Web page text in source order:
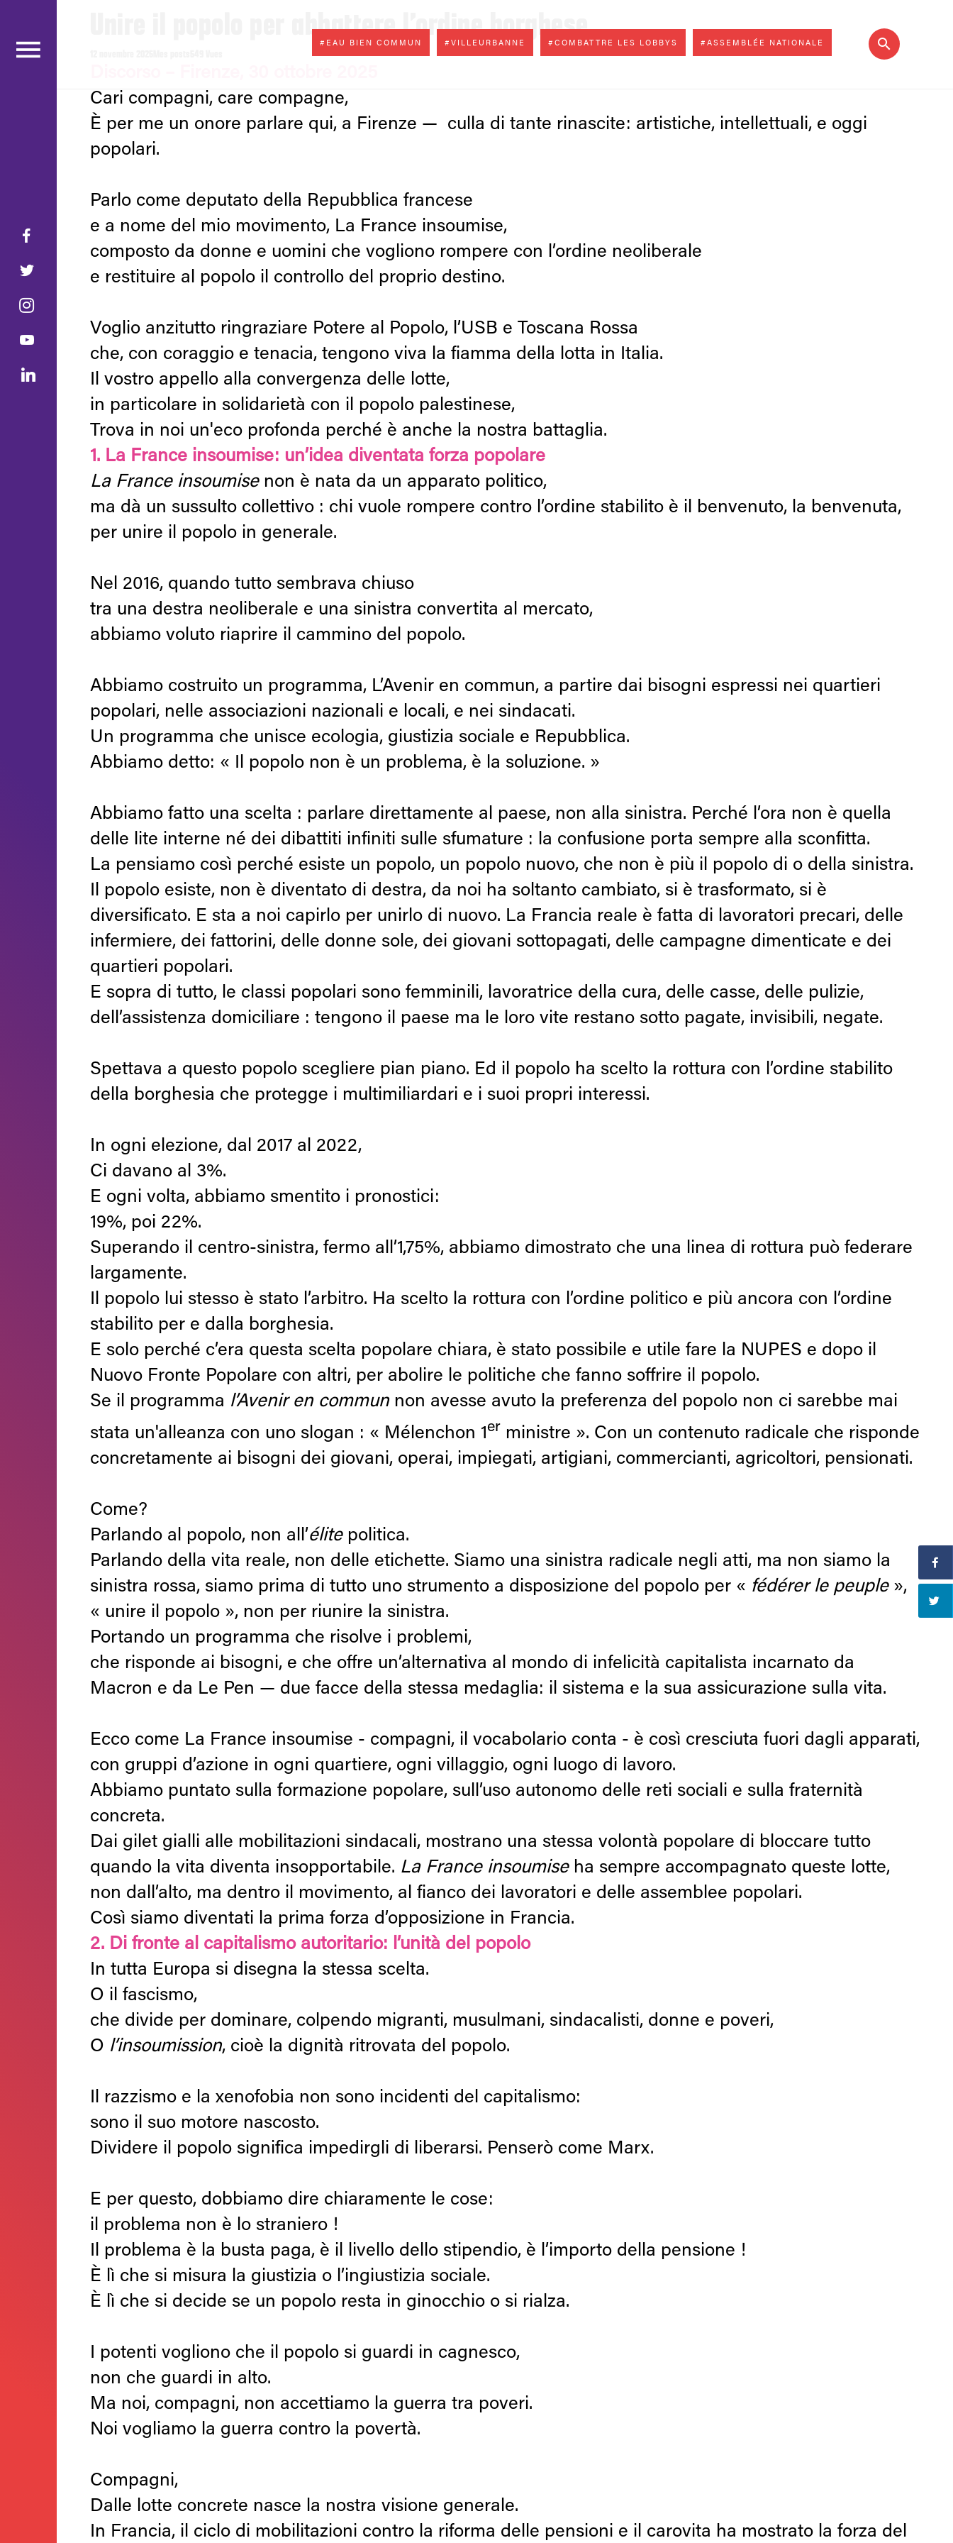
#EAU BIEN COMMUN #VILLEURBANNE #COMBATTRE LES LOBBYS #ASSEMBLÉE NATIONALE
Unire il popolo per abbattere l’ordine borghese
Cari compagni, care compagne,
È per me un onore parlare qui, a Firenze — culla di tante rinascite: artistiche, intellettuali, e oggi
popolari.
Parlo come deputato della Repubblica francese
e a nome del mio movimento, La France insoumise,
composto da donne e uomini che vogliono rompere con l’ordine neoliberale
e restituire al popolo il controllo del proprio destino.
Voglio anzitutto ringraziare Potere al Popolo, l’USB e Toscana Rossa
che, con coraggio e tenacia, tengono viva la fiamma della lotta in Italia.
Il vostro appello alla convergenza delle lotte,
in particolare in solidarietà con il popolo palestinese,
Trova in noi un'eco profonda perché è anche la nostra battaglia.
1. La France insoumise: un’idea diventata forza popolare
La France insoumisenon è nata da un apparato politico,
ma dà un sussulto collettivo : chi vuole rompere contro l’ordine stabilito è il benvenuto, la benvenuta,
per unire il popolo in generale.
Nel 2016, quando tutto sembrava chiuso
tra una destra neoliberale e una sinistra convertita al mercato,
abbiamo voluto riaprire il cammino del popolo.
Abbiamo costruito un programma, L’Avenir en commun, a partire dai bisogni espressi nei quartieri
popolari, nelle associazioni nazionali e locali, e nei sindacati.
Un programma che unisce ecologia, giustizia sociale e Repubblica.
Abbiamo detto: « Il popolo non è un problema, è la soluzione. »
Abbiamo fatto una scelta : parlare direttamente al paese, non alla sinistra. Perché l’ora non è quella
delle lite interne né dei dibattiti infiniti sulle sfumature : la confusione porta sempre alla sconfitta.
La pensiamo così perché esiste un popolo, un popolo nuovo, che non è più il popolo di o della sinistra.
Il popolo esiste, non è diventato di destra, da noi ha soltanto cambiato, si è trasformato, si è
diversificato. E sta a noi capirlo per unirlo di nuovo. La Francia reale è fatta di lavoratori precari, delle
infermiere, dei fattorini, delle donne sole, dei giovani sottopagati, delle campagne dimenticate e dei
quartieri popolari.
E sopra di tutto, le classi popolari sono femminili, lavoratrice della cura, delle casse, delle pulizie,
dell’assistenza domiciliare : tengono il paese ma le loro vite restano sotto pagate, invisibili, negate.
Spettava a questo popolo scegliere pian piano. Ed il popolo ha scelto la rottura con l’ordine stabilito
della borghesia che protegge i multimiliardari e i suoi propri interessi.
In ogni elezione, dal 2017 al 2022,
Ci davano al 3%.
E ogni volta, abbiamo smentito i pronostici:
19%, poi 22%.
Superando il centro-sinistra, fermo all’1,75%, abbiamo dimostrato che una linea di rottura può federare
largamente.
Il popolo lui stesso è stato l’arbitro. Ha scelto la rottura con l’ordine politico e più ancora con l’ordine
stabilito per e dalla borghesia.
E solo perché c’era questa scelta popolare chiara, è stato possibile e utile fare la NUPES e dopo il
Nuovo Fronte Popolare con altri, per abolire le politiche che fanno soffrire il popolo.
Se il programma l’Avenir en communnon avesse avuto la preferenza del popolo non ci sarebbe mai
stata un'alleanza con uno slogan : « Mélenchon 1er ministre ». Con un contenuto radicale che risponde
concretamente ai bisogni dei giovani, operai, impiegati, artigiani, commercianti, agricoltori, pensionati.
Come?
Parlando al popolo, non all’élitepolitica.
Parlando della vita reale, non delle etichette. Siamo una sinistra radicale negli atti, ma non siamo la
sinistra rossa, siamo prima di tutto uno strumento a disposizione del popolo per « fédérer le peuple»,
« unire il popolo », non per riunire la sinistra.
Portando un programma che risolve i problemi,
che risponde ai bisogni, e che offre un’alternativa al mondo di infelicità capitalista incarnato da
Macron e da Le Pen — due facce della stessa medaglia: il sistema e la sua assicurazione sulla vita.
Ecco come La France insoumise - compagni, il vocabolario conta - è così cresciuta fuori dagli apparati,
con gruppi d’azione in ogni quartiere, ogni villaggio, ogni luogo di lavoro.
Abbiamo puntato sulla formazione popolare, sull’uso autonomo delle reti sociali e sulla fraternità
concreta.
Dai gilet gialli alle mobilitazioni sindacali, mostrano una stessa volontà popolare di bloccare tutto
quando la vita diventa insopportabile. La France insoumiseha sempre accompagnato queste lotte,
non dall’alto, ma dentro il movimento, al fianco dei lavoratori e delle assemblee popolari.
Così siamo diventati la prima forza d’opposizione in Francia.
2. Di fronte al capitalismo autoritario: l’unità del popolo
In tutta Europa si disegna la stessa scelta.
O il fascismo,
che divide per dominare, colpendo migranti, musulmani, sindacalisti, donne e poveri,
O l’insoumission, cioè la dignità ritrovata del popolo.
Il razzismo e la xenofobia non sono incidenti del capitalismo:
sono il suo motore nascosto.
Dividere il popolo significa impedirgli di liberarsi. Penserò come Marx.
E per questo, dobbiamo dire chiaramente le cose:
il problema non è lo straniero !
Il problema è la busta paga, è il livello dello stipendio, è l’importo della pensione !
È lì che si misura la giustizia o l’ingiustizia sociale.
È lì che si decide se un popolo resta in ginocchio o si rialza.
I potenti vogliono che il popolo si guardi in cagnesco,
non che guardi in alto.
Ma noi, compagni, non accettiamo la guerra tra poveri.
Noi vogliamo la guerra contro la povertà.
Compagni,
Dalle lotte concrete nasce la nostra visione generale.
In Francia, il ciclo di mobilitazioni contro la riforma delle pensioni e il carovita ha mostrato la forza del